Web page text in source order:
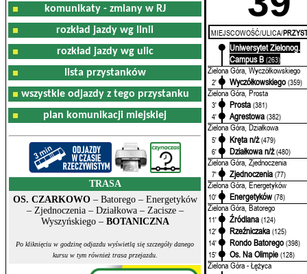
komunikaty - zmiany w RJ
rozkład jazdy wg linii
rozkład jazdy wg ulic
lista przystanków
wszystkie odjazdy z tego przystanku
plan komunikacji miejskiej
TRASA
OS. CZARKOWO– Batorego – Energetyków
– Zjednoczenia – Działkowa – Zacisze –
Wyszyńskiego – BOTANICZNA
Po kliknięciu w godzinę odjazdu wyświetlą się szczegóły danego
kursu w tym również trasa przejazdu.
MIEJSCOWOŚĆ/ULICA/
Uniwersytet Zielonog.
Campus B (263)
Zielona Góra, Wyczółkowskiego
2' Wyczółkowskiego (359)
Zielona Góra, Prosta
3' Prosta (381)
4'
Agrestowa (382)
Zielona Góra, Działkowa
5' Kręta n/ż (479)
6'
Działkowa n/ż (480)
Zielona Góra, Zjednoczenia
7' Zjednoczenia (77)
Zielona Góra, Energetyków
10' Energetyków (78)
Zielona Góra, Batorego
11' Źródlana (124)
12'
Rzeźniczaka (125)
14'
Rondo Batorego (398)
15'
Os. Na Olimpie (128)
Zielona Góra - Łężyca